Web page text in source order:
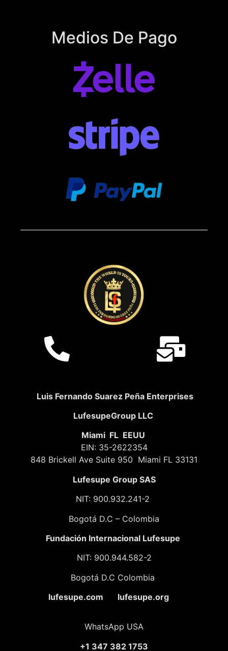
Medios De Pago
Luis Fernando Suarez Peña Enterprises
LufesupeGroup LLC
Miami FL EEUU
EIN: 35-2622354
848 Brickell Ave Suite 950 Miami FL 33131
Lufesupe Group SAS
NIT: 900.932.241-2
Bogotá D.C – Colombia
Fundación Internacional Lufesupe
NIT: 900.944.582-2
Bogotá D.C Colombia
lufesupe.com lufesupe.org
WhatsApp USA
+1 347 382 1753